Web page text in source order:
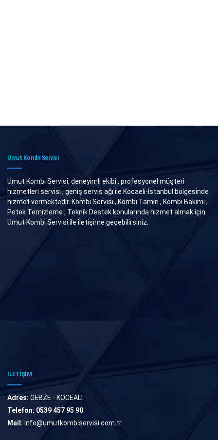
Umut Kombi Servisi
Umut Kombi Servisi, deneyimli ekibi , profesyonel müşteri
hizmetleri servisi , geniş servis ağı ile Kocaeli-İstanbul bölgesinde
hizmet vermektedir. Kombi Servisi , Kombi Tamiri , Kombi Bakımı ,
Petek Temizleme , Teknik Destek konularında hizmet almak için
Umut Kombi Servisi ile iletişime geçebilirsiniz.
İLETİŞİM
Adres: GEBZE - KOCEALİ
Telefon: 0539 457 95 90
Mail: info@umutkombiservisi.com.tr